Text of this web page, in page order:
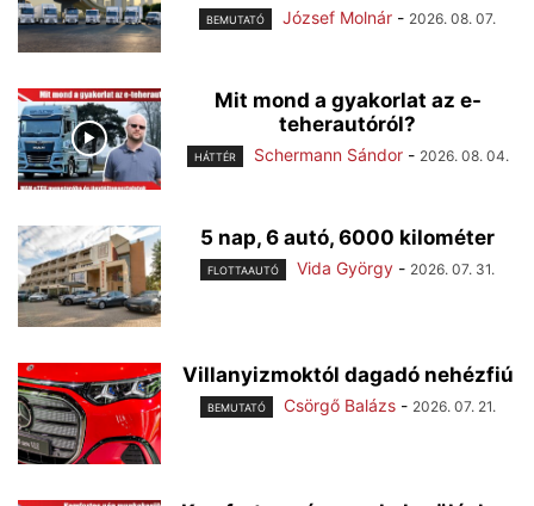
BEMUTATÓ József Molnár - 2026. 08. 07.
Mit mond a gyakorlat az e-
teherautóról?
HÁTTÉR Schermann Sándor - 2026. 08. 04.
5 nap, 6 autó, 6000 kilométer
FLOTTAAUTÓ Vida György - 2026. 07. 31.
Villanyizmoktól dagadó nehézfiú
BEMUTATÓ Csörgő Balázs - 2026. 07. 21.